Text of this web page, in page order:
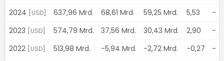
2024
[USD] 637,96 Mrd. 68,61 Mrd. 59,25 Mrd. 5,53
-
2023
[USD] 574,79 Mrd. 37,56 Mrd. 30,43 Mrd. 2,90
-
2022
[USD] 513,98 Mrd. -5,94 Mrd. -2,72 Mrd. -0,27
-